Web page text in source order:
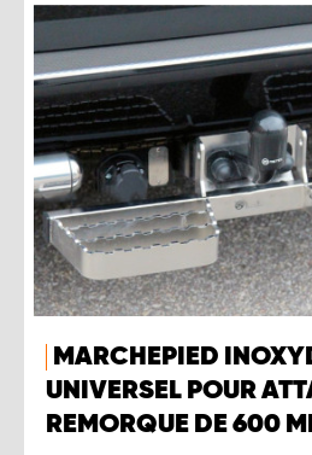
MARCHEPIED
UNIVERSEL POUR
REMORQUE DE 600